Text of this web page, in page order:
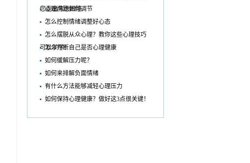
您走出焦虑困境
心理问题如何调节
怎么控制情绪调整好心态
怎么摆脱从众心理？教你这些心理技巧
可以学学！
怎么判断自己是否心理健康
如何缓解压力呢？
如何来排解负面情绪
有什么方法能够减轻心理压力
如何保持心理健康？做好这3点很关键！